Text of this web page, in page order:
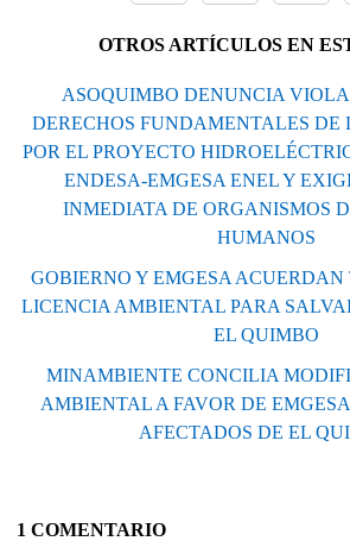
OTROS ARTÍCULOS EN
ASOQUIMBO DENUNCIA
DERECHOS FUNDAMENTALES DE
POR EL PROYECTO
ENDESA-EMGESA ENEL Y
INMEDIATA DE ORGANISMOS
HUMANOS
GOBIERNO Y EMGESA
LICENCIA AMBIENTAL PARA
EL QUIMBO
MINAMBIENTE CONCILIA
AMBIENTAL A FAVOR DE
AFECTADOS DE EL
1 COMENTARIO